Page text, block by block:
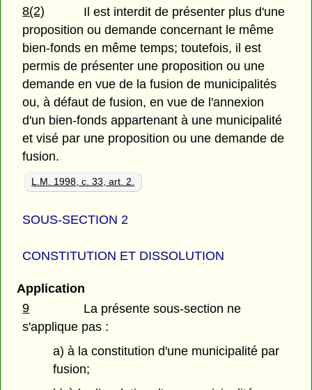
8(2)
Il est interdit de présenter plus d'une
proposition ou demande concernant le même
bien-fonds en même temps; toutefois, il est
permis de présenter une proposition ou une
demande en vue de la fusion de municipalités
ou, à défaut de fusion, en vue de l'annexion
d'un bien-fonds appartenant à une municipalité
et visé par une proposition ou une demande de
fusion.
L.M. 1998, c. 33, art. 2.
SOUS-SECTION 2
CONSTITUTION ET DISSOLUTION
Application
9
La présente sous-section ne
s'applique pas :
a) à la constitution d'une municipalité par
fusion;